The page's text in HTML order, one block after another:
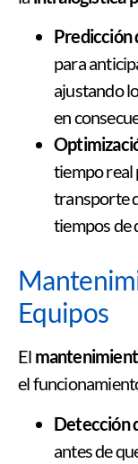
Predicción
para
ajustando
en
tiempo real
transporte
tiempos de
Equipos
El
el
Detección
antes de